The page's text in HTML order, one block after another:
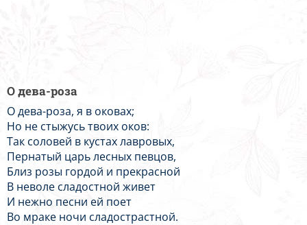
О дева-роза
О дева-роза, я в оковах;
Но не стыжусь твоих оков:
Так соловей в кустах лавровых,
Пернатый царь лесных певцов,
Близ розы гордой и прекрасной
В неволе сладостной живет
И нежно песни ей поет
Во мраке ночи сладострастной.